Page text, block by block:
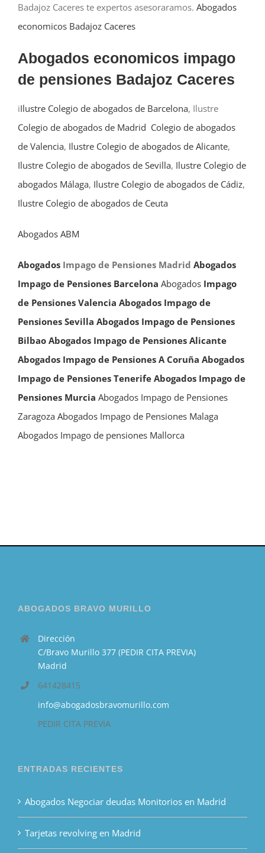
Badajoz Caceres te expertos asesoraramos. Abogados
economicos Badajoz Caceres
Abogados economicos impago
de pensiones Badajoz Caceres
iIlustre Colegio de abogados de Barcelona, Ilustre
Colegio de abogados de Madrid Colegio de abogados
de Valencia, Ilustre Colegio de abogados de Alicante,
Ilustre Colegio de abogados de Sevilla, Ilustre Colegio de
abogados Málaga, Ilustre Colegio de abogados de Cádiz,
Ilustre Colegio de abogados de Ceuta
Abogados ABM
Abogados Impago de Pensiones Madrid Abogados
Impago de Pensiones Barcelona Abogados Impago
de Pensiones Valencia Abogados Impago de
Pensiones Sevilla Abogados Impago de Pensiones
Bilbao Abogados Impago de Pensiones Alicante
Abogados Impago de Pensiones A Coruña Abogados
Impago de Pensiones Tenerife Abogados Impago de
Pensiones Murcia Abogados Impago de Pensiones
Zaragoza Abogados Impago de Pensiones Malaga
Abogados Impago de pensiones Mallorca
ABOGADOS BRAVO MURILLO
Dirección
C/Bravo Murillo 377 (PEDIR CITA PREVIA)
Madrid
641428415
info@abogadosbravomurillo.com
PEDIR CITA PREVIA
ENTRADAS RECIENTES
Abogados Negociar deudas Monitorios en Madrid
Tarjetas revolving en Madrid